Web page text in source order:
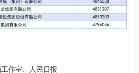
作室、人民日报